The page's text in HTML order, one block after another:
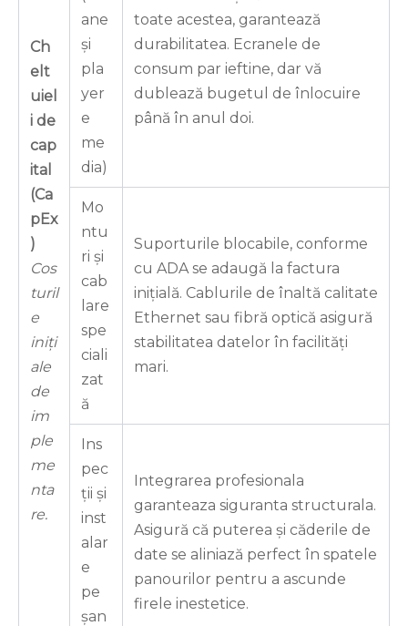
Ch
elt
uiel
i de
cap
ital
(Ca
pEx
)
Cos
turil
e
iniți
ale
de
im
ple
me
nta
re.
ane
și
pla
yer
e
me
dia)
toate acestea, garantează
durabilitatea. Ecranele de
consum par ieftine, dar vă
dublează bugetul de înlocuire
până în anul doi.
Mo
ntu
ri și
cab
lare
spe
ciali
zat
ă
Suporturile blocabile, conforme
cu ADA se adaugă la factura
inițială. Cablurile de înaltă calitate
Ethernet sau fibră optică asigură
stabilitatea datelor în facilități
mari.
Ins
pec
ții și
inst
alar
e
pe
șan
Integrarea profesionala
garanteaza siguranta structurala.
Asigură că puterea și căderile de
date se aliniază perfect în spatele
panourilor pentru a ascunde
firele inestetice.